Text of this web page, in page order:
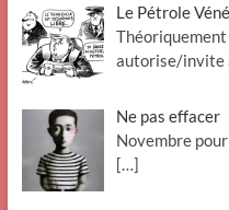
Le Pétrole
Théoriquement
autorise/invite
Ne pas effacer
Novembre
[…]